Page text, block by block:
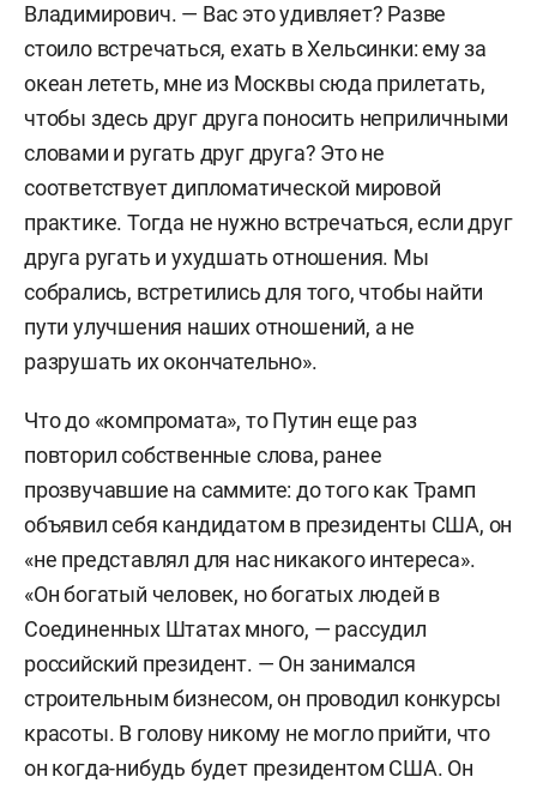
Владимирович. — Вас это удивляет? Разве
стоило встречаться, ехать в Хельсинки: ему за
океан лететь, мне из Москвы сюда прилетать,
чтобы здесь друг друга поносить неприличными
словами и ругать друг друга? Это не
соответствует дипломатической мировой
практике. Тогда не нужно встречаться, если друг
друга ругать и ухудшать отношения. Мы
собрались, встретились для того, чтобы найти
пути улучшения наших отношений, а не
разрушать их окончательно».
Что до «компромата», то Путин еще раз
повторил собственные слова, ранее
прозвучавшие на саммите: до того как Трамп
объявил себя кандидатом в президенты США, он
«не представлял для нас никакого интереса».
«Он богатый человек, но богатых людей в
Соединенных Штатах много, — рассудил
российский президент. — Он занимался
строительным бизнесом, он проводил конкурсы
красоты. В голову никому не могло прийти, что
он когда-нибудь будет президентом США. Он